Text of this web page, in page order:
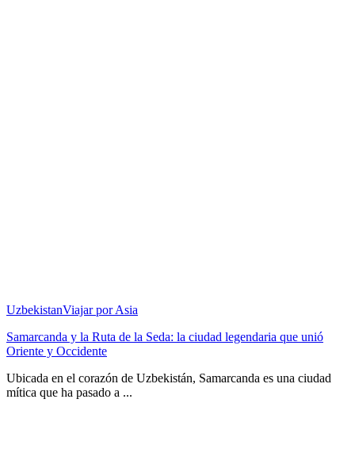
UzbekistanViajar por Asia
Samarcanda y la Ruta de la Seda: la ciudad legendaria que unió
Oriente y Occidente
Ubicada en el corazón de Uzbekistán, Samarcanda es una ciudad
mítica que ha pasado a ...